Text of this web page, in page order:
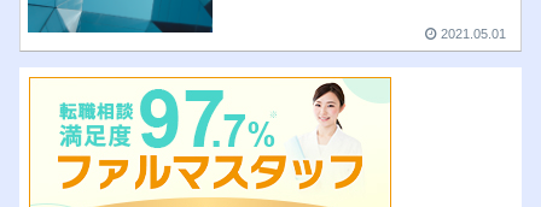
2021.05.01